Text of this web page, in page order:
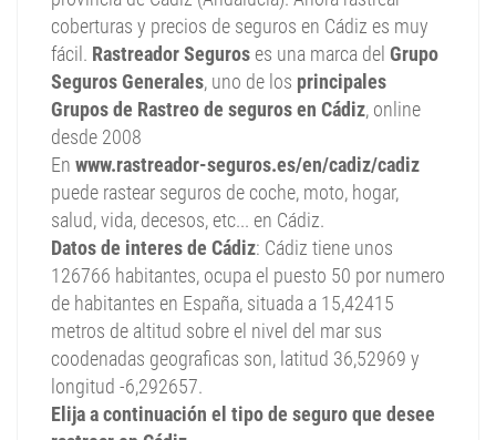
coberturas y precios de seguros en Cádiz es muy
fácil. Rastreador Seguros es una marca del Grupo
Seguros Generales, uno de los principales
Grupos de Rastreo de seguros en Cádiz, online
desde 2008
En www.rastreador-seguros.es/en/cadiz/cadiz
puede rastear seguros de coche, moto, hogar,
salud, vida, decesos, etc... en Cádiz.
Datos de interes de Cádiz: Cádiz tiene unos
126766 habitantes, ocupa el puesto 50 por numero
de habitantes en España, situada a 15,42415
metros de altitud sobre el nivel del mar sus
coodenadas geograficas son, latitud 36,52969 y
longitud -6,292657.
Elija a continuación el tipo de seguro que desee